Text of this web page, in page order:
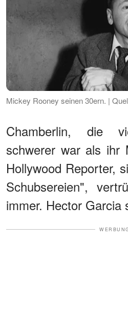
Mickey Rooney seinen 30ern. |
Chamberlin, die
schwerer war als ihr
Hollywood Reporter,
Schubsereien",
immer. Hector Garcia